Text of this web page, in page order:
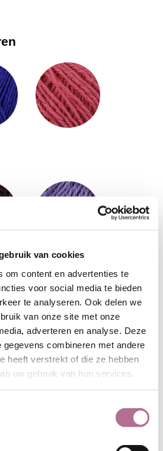
van cookies
om content en advertenties te
voor social media te bieden
te analyseren. Ook delen we
van onze site met onze
adverteren en analyse. Deze
gegevens combineren met andere
heeft verstrekt of die ze hebben
uw gebruik van hun services.